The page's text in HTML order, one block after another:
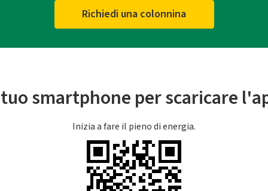
Richiedi una colonnina
smartphone per scaricare
Inizia a fare il pieno di energia.